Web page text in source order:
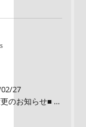
27
■価格変更のお知らせ■ メロディーハイム三条堺町2階